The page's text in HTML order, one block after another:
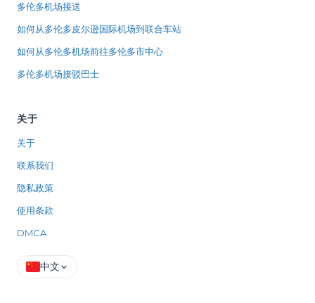
多伦多机场接送
如何从多伦多皮尔逊国际机场到联合车站
如何从多伦多机场前往多伦多市中心
多伦多机场接驳巴士
关于
关于
联系我们
隐私政策
使用条款
DMCA
中文